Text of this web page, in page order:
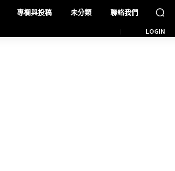
專欄與投稿 未分類 聯絡我們
LOGIN